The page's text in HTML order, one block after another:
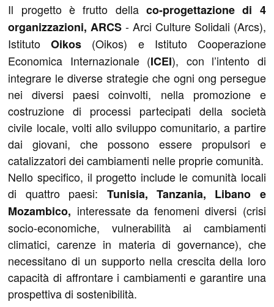
Il progetto è frutto della co-progettazione di 4
organizzazioni, ARCS - Arci Culture Solidali (Arcs),
IstitutoOikos (Oikos) e Istituto Cooperazione
Economica Internazionale (ICEI), con l’intento di
integrare le diverse strategie che ogni ong persegue
nei diversi paesi coinvolti, nella promozione e
costruzione di processi partecipati della società
civile locale, volti allo sviluppo comunitario, a partire
dai giovani, che possono essere propulsori e
catalizzatori dei cambiamenti nelle proprie comunità.
Nello specifico, il progetto include le comunità locali
di quattro paesi: Tunisia, Tanzania, Libano e
Mozambico, interessate da fenomeni diversi (crisi
socio-economiche, vulnerabilità ai cambiamenti
climatici, carenze in materia di governance), che
necessitano di un supporto nella crescita della loro
capacità di affrontare i cambiamenti e garantire una
prospettiva di sostenibilità.